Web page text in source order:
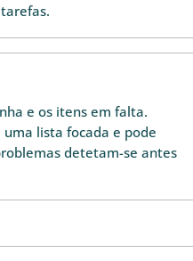
e os itens em falta.
lista focada e pode
detetam-se antes